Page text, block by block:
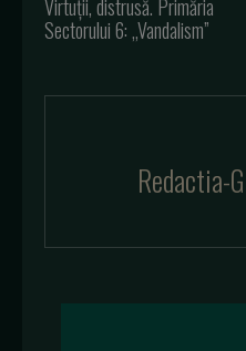
Virtuții, distrusă. Primăria
Sectorului 6: „Vandalism”
Redactia-